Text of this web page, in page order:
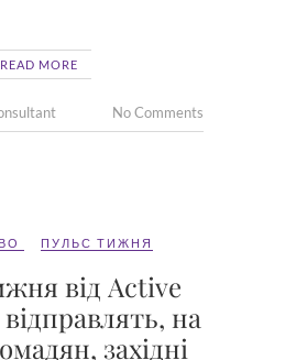
READ MORE
No Comments
ПУЛЬС ТИЖНЯ
від Active
на
західні